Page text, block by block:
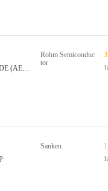
SUPER FAST RECOVERY DIODE (AEC-Q
Rohm Semiconduc
tor
Sanken